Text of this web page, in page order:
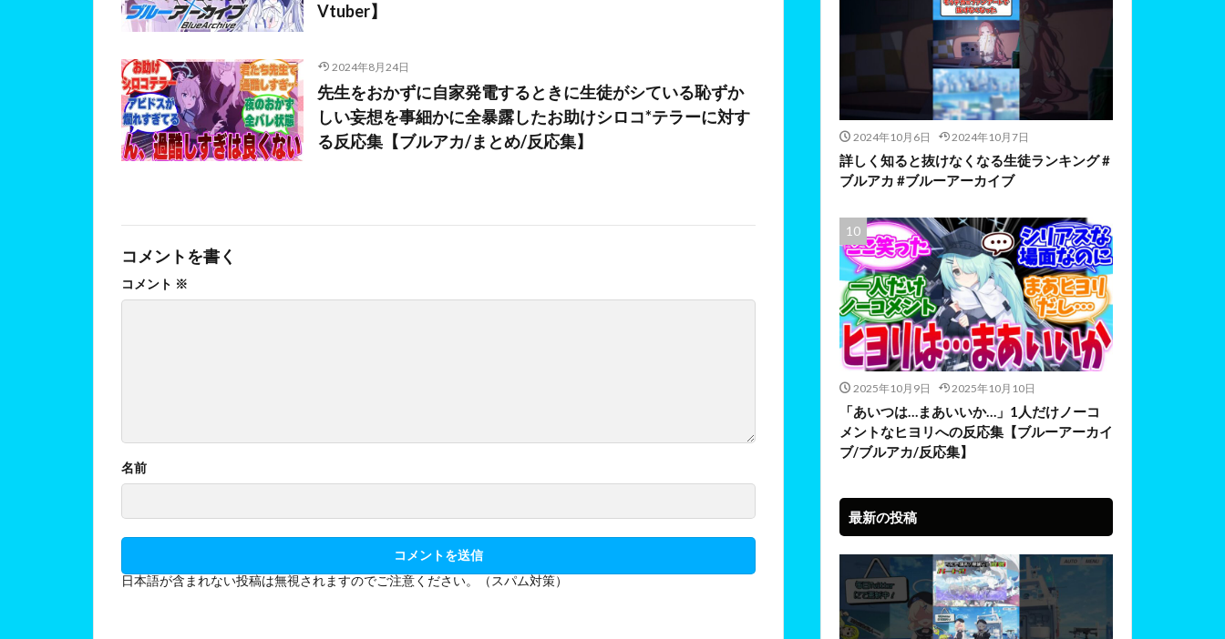
Vtuber】
2024年8月24日
先生をおかずに自家発電するときに生徒がシている恥ずか
しい妄想を事細かに全暴露したお助けシロコ*テラーに対す
る反応集【ブルアカ/まとめ/反応集】
コメントを書く
コメント ※
名前
日本語が含まれない投稿は無視されますのでご注意ください。（スパム対策）
2024年10月6日 2024年10月7日
詳しく知ると抜けなくなる生徒ランキング #
ブルアカ #ブルーアーカイブ
2025年10月9日 2025年10月10日
「あいつは…まあいいか…」1人だけノーコ
メントなヒヨリへの反応集【ブルーアーカイ
ブ/ブルアカ/反応集】
最新の投稿